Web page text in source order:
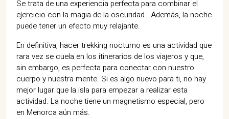
Se trata de una experiencia perfecta para combinar el
ejercicio con la magia de la oscuridad. Además, la noche
puede tener un efecto muy relajante.
En definitiva, hacer trekking nocturno es una actividad que
rara vez se cuela en los itinerarios de los viajeros y que,
sin embargo, es perfecta para conectar con nuestro
cuerpo y nuestra mente. Si es algo nuevo para ti, no hay
mejor lugar que la isla para empezar a realizar esta
actividad. La noche tiene un magnetismo especial, pero
en Menorca aún más.